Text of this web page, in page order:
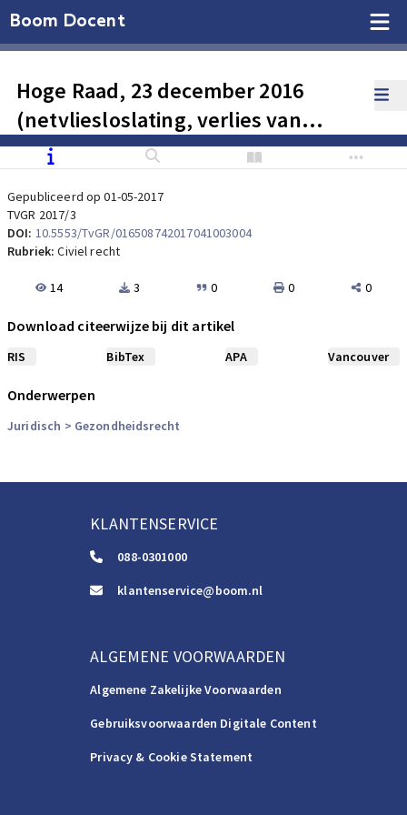
Boom Docent
Hoge Raad, 23 december 2016
(netvliesloslating, verlies van
kans), m.nt. De Ridder
Gepubliceerd op 01-05-2017
TVGR 2017/3
DOI: 10.5553/TvGR/016508742017041003004
Rubriek:Civiel recht
14 3 0 0 0
Download citeerwijze bij dit artikel
RIS BibTex APA Vancouver
Onderwerpen
Juridisch > Gezondheidsrecht
KLANTENSERVICE
088-0301000
klantenservice@boom.nl
ALGEMENE VOORWAARDEN
Algemene Zakelijke Voorwaarden
Gebruiksvoorwaarden Digitale Content
Privacy & Cookie Statement